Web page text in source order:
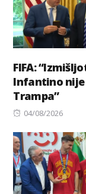
FIFA:
Infantino nije
Trampa”
Posted
04/08/2026